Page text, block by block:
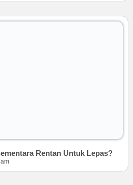
Rentan Untuk Lepas?